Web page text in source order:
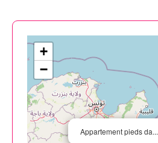
Appartement pieds da...
+
−